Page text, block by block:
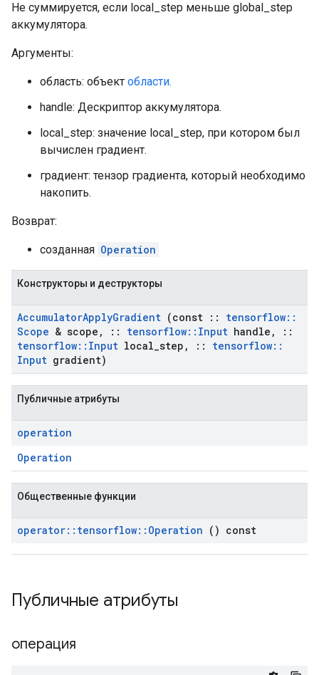
Не суммируется, если local_step меньше global_step
аккумулятора.
Аргументы:
область: объект области.
handle: Дескриптор аккумулятора.
local_step: значение local_step, при котором был
вычислен градиент.
градиент: тензор градиента, который необходимо
накопить.
Возврат:
созданная Operation
Конструкторы и деструкторы
AccumulatorApplyGradient (const :: tensorflow::
Scope & scope , :: tensorflow:: Input handle ,
::
tensorflow:: Input local step , :: tensorflow::
Input gradient)
Публичные атрибуты
operation
Operation
Общественные функции
operator:: tensorflow:: Operation () const
Публичные атрибуты
операция